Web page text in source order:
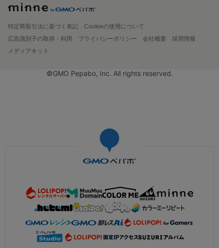
特定商取引法に基づく表記
Cookieの使用について
広告識別子の取得・利用
プライバシーポリシー 会社概要
採用情報
メディアキット
©GMO Pepabo, Inc. All rights reserved.